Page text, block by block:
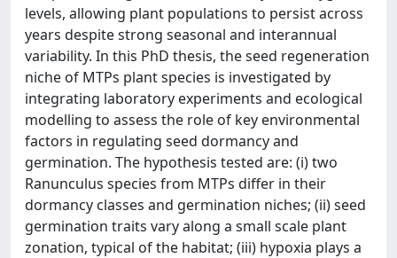
levels, allowing plant populations to persist across
years despite strong seasonal and interannual
variability. In this PhD thesis, the seed regeneration
niche of MTPs plant species is investigated by
integrating laboratory experiments and ecological
modelling to assess the role of key environmental
factors in regulating seed dormancy and
germination. The hypothesis tested are: (i) two
Ranunculus species from MTPs differ in their
dormancy classes and germination niches; (ii) seed
germination traits vary along a small scale plant
zonation, typical of the habitat; (iii) hypoxia plays a